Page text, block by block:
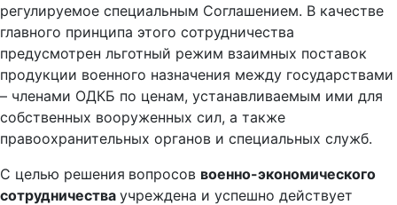
регулируемое специальным Соглашением. В качестве
главного принципа этого сотрудничества
предусмотрен льготный режим взаимных поставок
продукции военного назначения между государствами
– членами ОДКБ по ценам, устанавливаемым ими для
собственных вооруженных сил, а также
правоохранительных органов и специальных служб.
С целью решения вопросов военно-экономического
сотрудничества учреждена и успешно действует